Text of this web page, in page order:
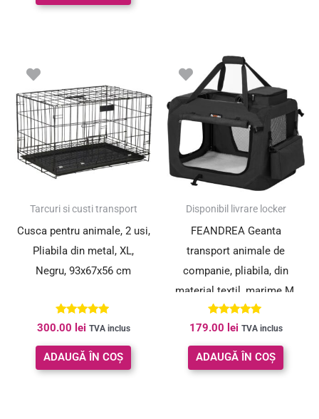
Tarcuri si custi transport
Cusca pentru animale, 2 usi,
Pliabila din metal, XL,
Negru, 93x67x56 cm
Evaluat la
5.00
din 5
300.00 lei TVA inclus
ADAUGĂ ÎN COȘ
Disponibil livrare locker
FEANDREA Geanta
transport animale de
companie, pliabila, din
material textil, marime M,
60x42x42cm, negru
Evaluat la
5.00
din 5
179.00 lei TVA inclus
ADAUGĂ ÎN COȘ